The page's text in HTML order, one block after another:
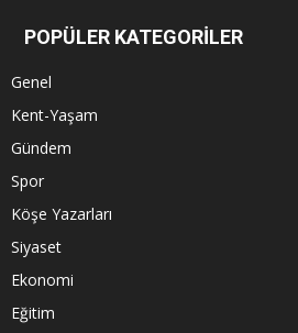
POPÜLER KATEGORİLER
Genel
Kent-Yaşam
Gündem
Spor
Köşe Yazarları
Siyaset
Ekonomi
Eğitim